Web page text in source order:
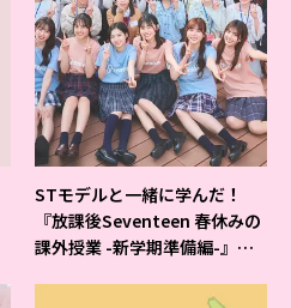
STモデルと一緒に学んだ！
『放課後Seventeen 春休みの
課外授業 -新学期準備編-』イ